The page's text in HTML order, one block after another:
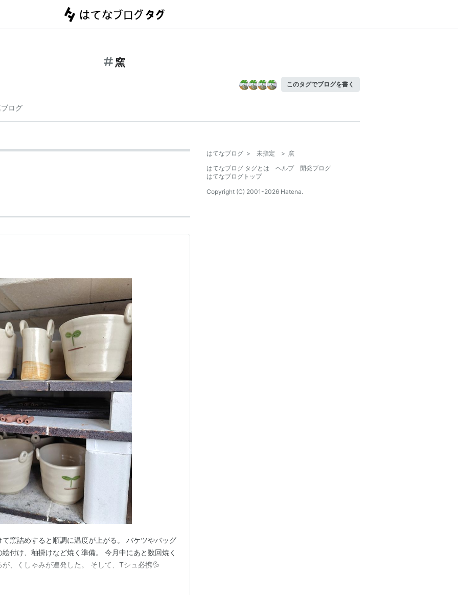
窯
このタグでブログを書く
ログ
窯詰めすると順調に温度が上がる。 バケツやバッグ
付け、釉掛けなど焼く準備。 今月中にあと数回焼く
、くしゃみが連発した。 そして、Tシュ必携💦
はてなブログ > 未指定 > 窯
はてなブログ タグとは
ヘルプ
開発ブログ
はてなブログトップ
Copyright (C) 2001-2026 Hatena.